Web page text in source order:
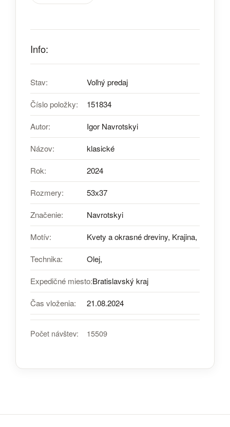
Info:
Stav: Voľný predaj
Číslo položky: 151834
Autor: Igor Navrotskyi
Názov: klasické
Rok: 2024
Rozmery: 53х37
Značenie: Navrotskyi
Motív: Kvety a okrasné dreviny, Krajina,
Technika: Olej,
Expedičné miesto:Bratislavský kraj
Čas vloženia: 21.08.2024
Počet návštev: 15509